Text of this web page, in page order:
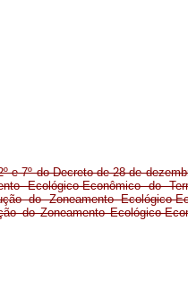
e 7º do Decreto de 28 de
Ecológico-Econômico do
do Zoneamento Ecológico-
do Zoneamento Ecológico-